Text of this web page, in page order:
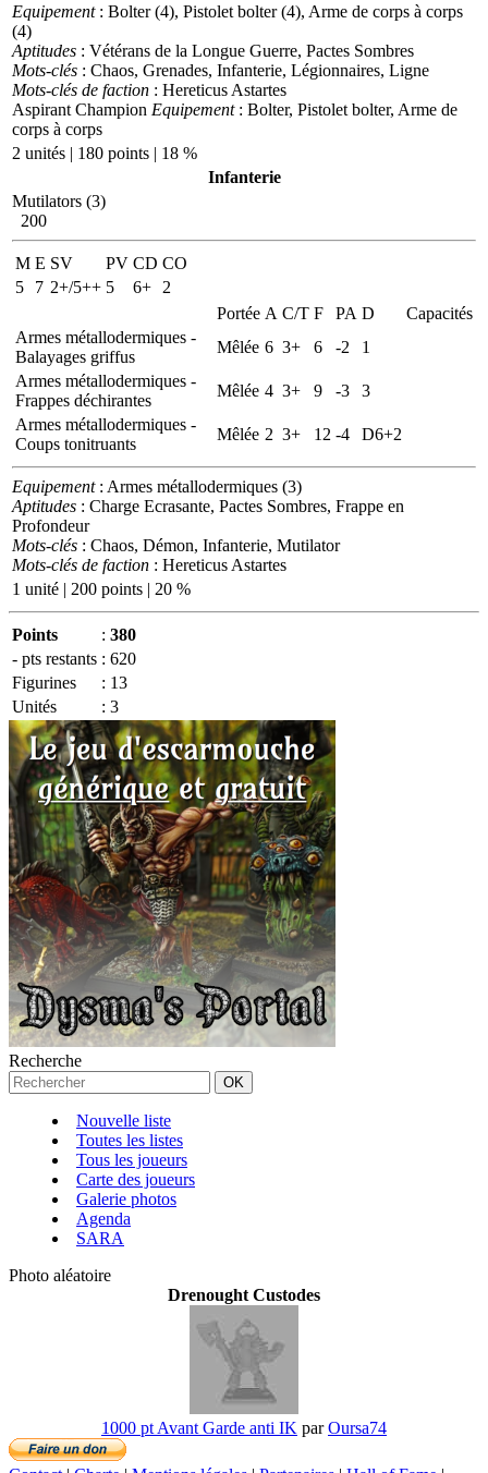
Equipement: Bolter (4), Pistolet bolter (4), Arme de corps à corps
(4)
Aptitudes : Vétérans de la Longue Guerre, Pactes Sombres
Mots-clés : Chaos, Grenades, Infanterie, Légionnaires, Ligne
Mots-clés de faction : Hereticus Astartes
Aspirant Champion Equipement: Bolter, Pistolet bolter, Arme de
corps à corps
2 unités | 180 points | 18 %
Infanterie
Mutilators (3)
200
M E SV PV CD CO
5
7 2+/5++ 5 6+
2
Portée A C/T F PA D
Capacités
Armes métallodermiques -
Balayages griffus
Mêlée 6 3+ 6 -2
1
Armes métallodermiques -
Frappes déchirantes
Mêlée 4 3+ 9 -3
3
Armes métallodermiques -
Coups tonitruants
Mêlée 2 3+ 12 -4 D6+2
Equipement: Armes métallodermiques (3)
Aptitudes : Charge Ecrasante, Pactes Sombres, Frappe en
Profondeur
Mots-clés : Chaos, Démon, Infanterie, Mutilator
Mots-clés de faction : Hereticus Astartes
1 unité | 200 points | 20 %
Points : 380
- pts restants : 620
Figurines
: 13
Unités
: 3
Recherche
Nouvelle liste
Toutes les listes
Tous les joueurs
Carte des joueurs
Galerie photos
Agenda
SARA
Photo aléatoire
Drenought Custodes
1000 pt Avant Garde anti IK parOursa74